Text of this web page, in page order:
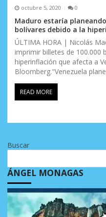
octubre 5, 2020 0
Maduro estaría
bolívares debido a la
ÚLTIMA HORA | Nicolás
imprimir billetes de 100.000
hiperinflación que afecta a
Bloomberg."Venezuela
READ MORE
Buscar
ÁNGEL MONAGAS